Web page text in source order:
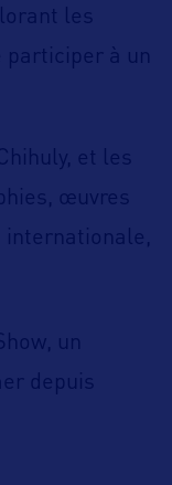
les
participer à un
et les
œuvres
internationale,
un
depuis